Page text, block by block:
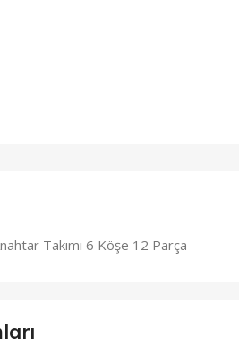
Takımı 6 Köşe 12 Parça